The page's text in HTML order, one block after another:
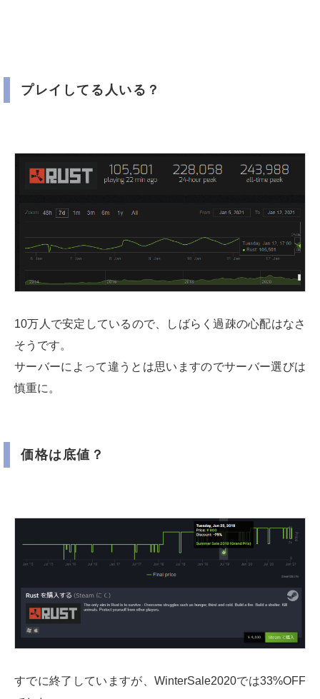
プレイしてる人いる？
10万人で安定しているので、しばらく過疎の心配はなさ
そうです。
サーバーによって違うとは思いますのでサーバー選びは
慎重に。
価格は底値？
すでに終了していますが、WinterSale2020では33%OFF